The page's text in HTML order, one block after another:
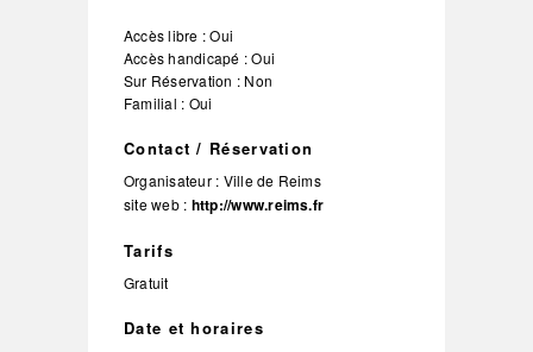
Accès libre : Oui
Accès handicapé : Oui
Sur Réservation : Non
Familial : Oui
Contact / Réservation
Organisateur : Ville de Reims
site web : http://www.reims.fr
Tarifs
Gratuit
Date et horaires